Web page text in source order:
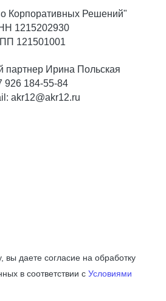
Корпоративных Решений"
1215202930
121501001
партнер Ирина Польская
926 184-55-84
akr12@akr12.ru
вы даете согласие на обработку
в соответствии с Условиями